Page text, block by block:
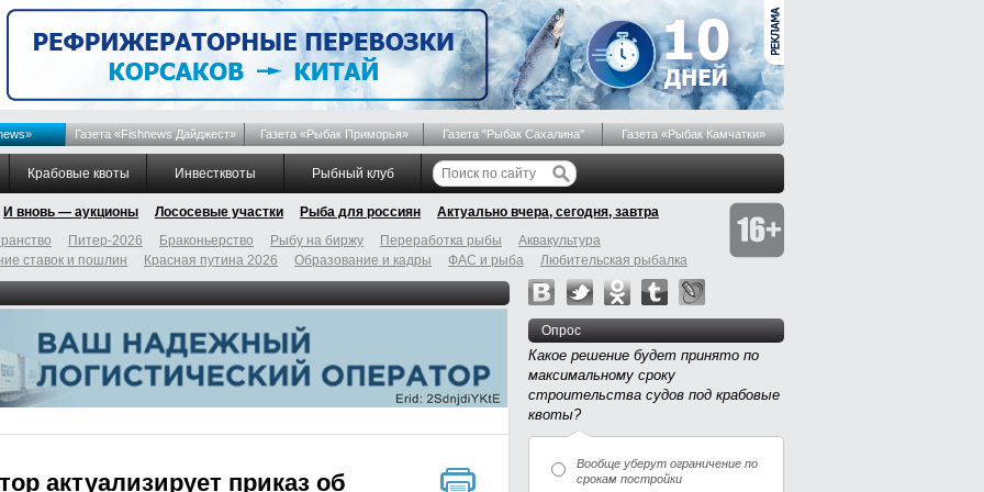
Газета «Fishnews Дайджест» Газета «Рыбак Приморья» Газета "Рыбак Сахалина" Газета «Рыбак Камчатки»
Крабовые квоты Инвестквоты Рыбный клуб
И вновь — аукционы Лососевые участки Рыба для россиян
Актуально вчера, сегодня, завтра
Питер-2026 Браконьерство Рыбу на биржу Переработка рыбы
Аквакультура
ставок и пошлин Красная путина 2026 Образование и кадры ФАС и рыба Любительская рыбалка
актуализирует приказ об
Опрос
Какое решение будет принято по
максимальному сроку
строительства судов под крабовые
квоты?
Вообще уберут ограничение по
срокам постройки